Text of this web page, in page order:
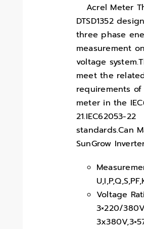
Acrel Meter
DTSD1352
three phase
measurement
voltage
meet the
requirements
meter in the
21.IEC62053-22
standards.Can
SunGrow
Voltage
3×220/